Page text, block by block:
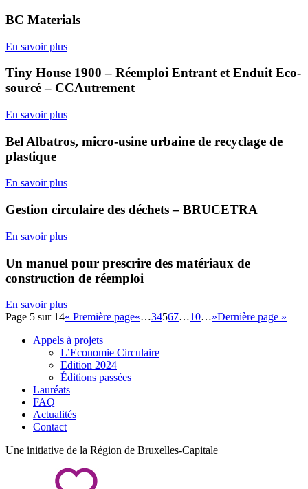
BC Materials
En savoir plus
Tiny House 1900 – Réemploi Entrant et Enduit Eco-
sourcé – CCAutrement
En savoir plus
Bel Albatros, micro-usine urbaine de recyclage de
plastique
En savoir plus
Gestion circulaire des déchets – BRUCETRA
En savoir plus
Un manuel pour prescrire des matériaux de
construction de réemploi
En savoir plus
Page 5 sur 14« Première page«…34567…10…»Dernière page »
Appels à projets
L’Economie Circulaire
Edition 2024
Éditions passées
Lauréats
FAQ
Actualités
Contact
Une initiative de la Région de Bruxelles-Capitale